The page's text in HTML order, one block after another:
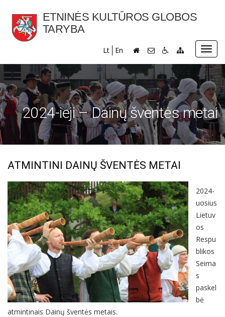
ETNINĖS KULTŪROS GLOBOS
TARYBA
Lt En
2024-ieji – Dainų šventės metai
ATMINTINI DAINŲ ŠVENTĖS METAI
2024-
uosius
Lietuv
os
Respu
blikos
Seima
s
paskel
bė
atmintinais Dainų šventės metais.